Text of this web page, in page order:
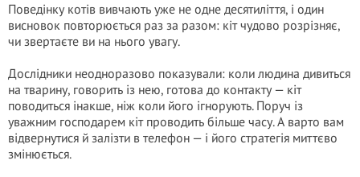
Поведінку котів вивчають уже не одне десятиліття, і один
висновок повторюється раз за разом: кіт чудово розрізняє,
чи звертаєте ви на нього увагу.
Дослідники неодноразово показували: коли людина дивиться
на тварину, говорить із нею, готова до контакту — кіт
поводиться інакше, ніж коли його ігнорують. Поруч із
уважним господарем кіт проводить більше часу. А варто вам
відвернутися й залізти в телефон — і його стратегія миттєво
змінюється.